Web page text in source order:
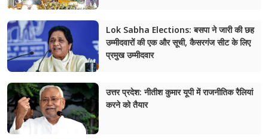
Lok Sabha Elections: बसपा ने जारी की छह
उम्मीदवारों की एक और सूची, कैसरगंज सीट के लिए
प्रमुख उम्मीदवार
उत्तर प्रदेश: नीतीश कुमार यूपी में राजनीतिक रैलियां
करने को तैयार